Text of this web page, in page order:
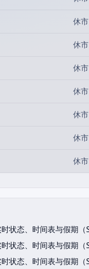
休
休
休
休
休
休
休
状态、时间表与假期（
状态、时间表与假期（
状态、时间表与假期（